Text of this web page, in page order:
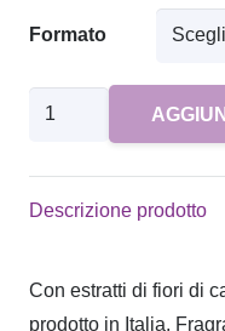
Formato
Spray
Districante
Descrizione prodotto
Con estratti di fiori di
prodotto in Italia.